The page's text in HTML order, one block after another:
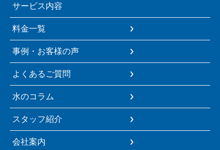
サービス内容
料金一覧
事例・お客様の声
よくあるご質問
水のコラム
スタッフ紹介
会社案内